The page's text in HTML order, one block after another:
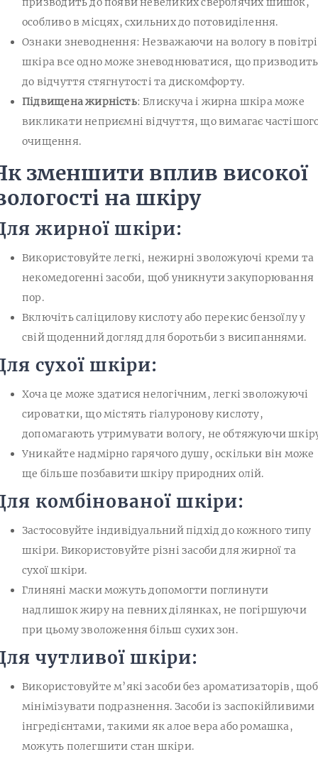
особливо в місцях, схильних до потовиділення.
Ознаки зневоднення: Незважаючи на вологу в
шкіра все одно може зневоднюватися, що призводить
до відчуття стягнутості та дискомфорту.
Підвищена жирність: Блискуча і жирна шкіра може
викликати неприємні відчуття, що вимагає
очищення.
зменшити вплив високої
на шкіру
жирної шкіри:
Використовуйте легкі, нежирні зволожуючі креми та
некомедогенні засоби, щоб уникнути закупорювання
пор.
Включіть саліцилову кислоту або перекис бензоїлу у
свій щоденний догляд для боротьби з висипаннями.
сухої шкіри:
Хоча це може здатися нелогічним, легкі зволожуючі
сироватки, що містять гіалуронову кислоту,
допомагають утримувати вологу, не обтяжуючи
Уникайте надмірно гарячого душу, оскільки він може
ще більше позбавити шкіру природних олій.
комбінованої шкіри:
Застосовуйте індивідуальний підхід до кожного типу
шкіри. Використовуйте різні засоби для жирної та
сухої шкіри.
Глиняні маски можуть допомогти поглинути
надлишок жиру на певних ділянках, не погіршуючи
при цьому зволоження більш сухих зон.
чутливої шкіри:
Використовуйте м’які засоби без ароматизаторів, щоб
мінімізувати подразнення. Засоби із заспокійливими
інгредієнтами, такими як алое вера або ромашка,
можуть полегшити стан шкіри.